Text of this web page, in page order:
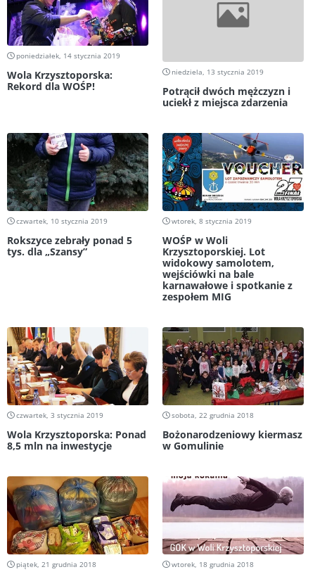
poniedziałek, 14 stycznia 2019
Wola Krzysztoporska:
Rekord dla WOŚP!
niedziela, 13 stycznia 2019
Potrącił dwóch mężczyzn i
uciekł z miejsca zdarzenia
czwartek, 10 stycznia 2019
Rokszyce zebrały ponad 5
tys. dla „Szansy”
wtorek, 8 stycznia 2019
WOŚP w Woli
Krzysztoporskiej. Lot
widokowy samolotem,
wejściówki na bale
karnawałowe i spotkanie z
zespołem MIG
czwartek, 3 stycznia 2019
Wola Krzysztoporska: Ponad
8,5 mln na inwestycje
sobota, 22 grudnia 2018
Bożonarodzeniowy kiermasz
w Gomulinie
piątek, 21 grudnia 2018 wtorek, 18 grudnia 2018